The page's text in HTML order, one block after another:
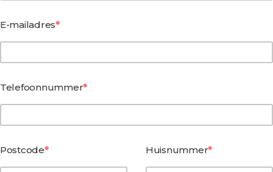
E-mailadres
Telefoonnummer
Postcode Huisnummer